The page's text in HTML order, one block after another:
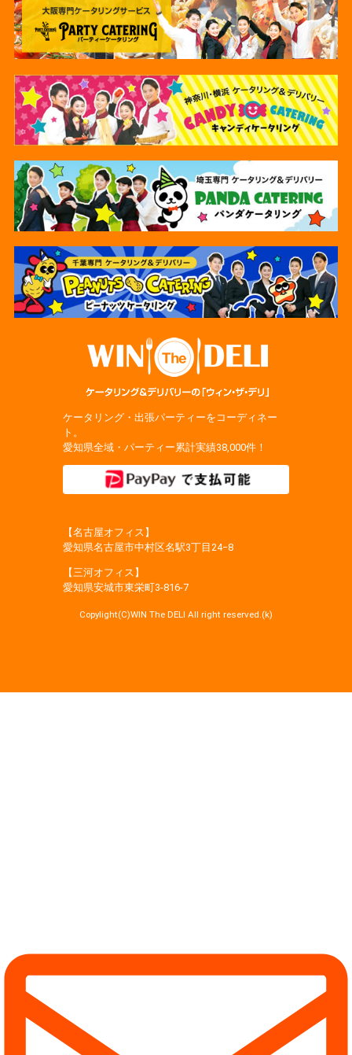
ケータリング・出張パーティーをコーディネー
ト。
愛知県全域・パーティー累計実績38,000件！
【名古屋オフィス】
愛知県名古屋市中村区名駅3丁目24−8
【三河オフィス】
愛知県安城市東栄町3‐816‐7
Copylight(C)WIN The DELI All right reserved.(k)